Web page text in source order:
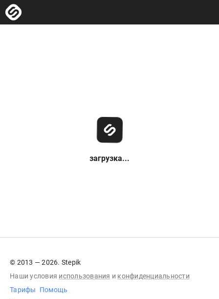
загрузка...
© 2013 — 2026. Stepik
Наши условия использования и конфиденциальности
Тарифы
Помощь